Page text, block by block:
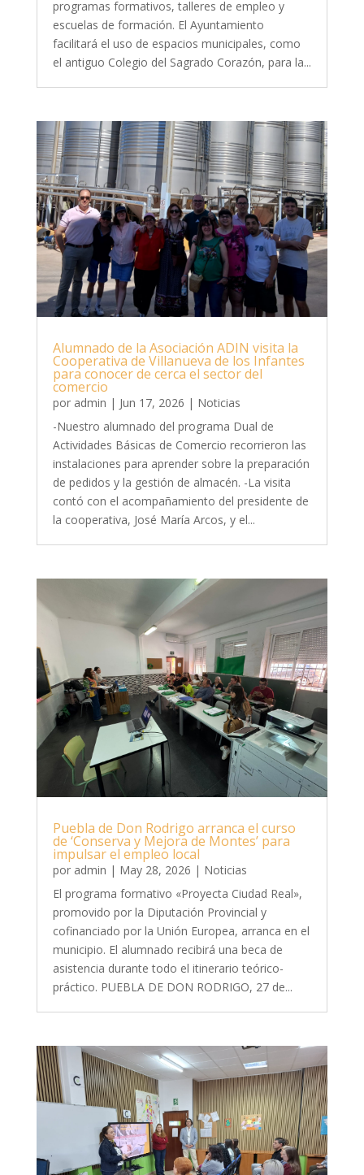
programas formativos, talleres de empleo y
escuelas de formación. El Ayuntamiento
facilitará el uso de espacios municipales, como
el antiguo Colegio del Sagrado Corazón, para la...
Alumnado de la Asociación ADIN visita la
Cooperativa de Villanueva de los Infantes
para conocer de cerca el sector del
comercio
por admin | Jun 17, 2026 | Noticias
-Nuestro alumnado del programa Dual de
Actividades Básicas de Comercio recorrieron las
instalaciones para aprender sobre la preparación
de pedidos y la gestión de almacén. -La visita
contó con el acompañamiento del presidente de
la cooperativa, José María Arcos, y el...
Puebla de Don Rodrigo arranca el curso
de ‘Conserva y Mejora de Montes’ para
impulsar el empleo local
por admin | May 28, 2026 | Noticias
El programa formativo «Proyecta Ciudad Real»,
promovido por la Diputación Provincial y
cofinanciado por la Unión Europea, arranca en el
municipio. El alumnado recibirá una beca de
asistencia durante todo el itinerario teórico-
práctico. PUEBLA DE DON RODRIGO, 27 de...